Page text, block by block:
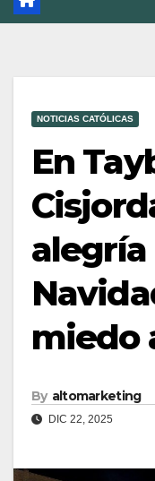
NOTICIAS CATÓLICAS
En
alegría
miedo
By altomarketing
DIC 22, 2025